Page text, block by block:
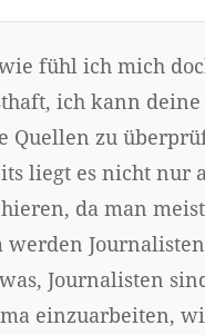
fühl ich mich
ich kann
Quellen zu
liegt es nicht nur
da man
werden
Journalisten
einzuarbeiten,